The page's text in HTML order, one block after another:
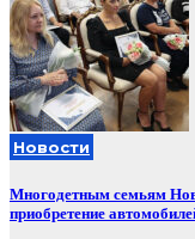
Новости
Многодетным семьям
приобретение